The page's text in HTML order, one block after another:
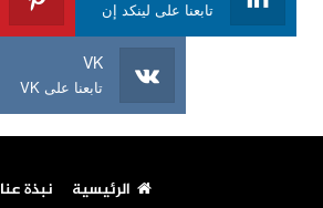
تابعنا على لينكد إن
VK
تابعنا على VK
الرئيسية نبذة عنا